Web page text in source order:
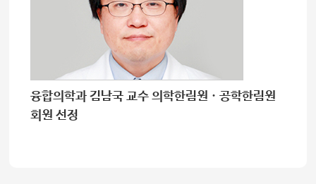
융합의학과 김남국 교수 의학한림원 · 공학한림원
회원 선정